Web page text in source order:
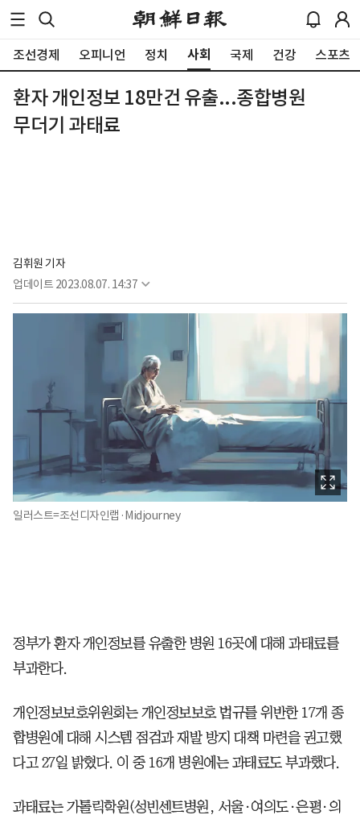
조선경제 오피니언 정치 사회 국제 건강 스포츠
환자 개인정보 18만건 유출...종합병원
무더기 과태료
김휘원 기자
업데이트 2023.08.07. 14:37
일러스트=조선디자인랩·Midjourney
정부가 환자 개인정보를 유출한 병원 16곳에 대해 과태료를
부과한다.
개인정보보호위원회는 개인정보보호 법규를 위반한 17개 종
합병원에 대해 시스템 점검과 재발 방지 대책 마련을 권고했
다고 27일 밝혔다. 이 중 16개 병원에는 과태료도 부과했다.
과태료는 가톨릭학원(성빈센트병원, 서울·여의도·은평·의